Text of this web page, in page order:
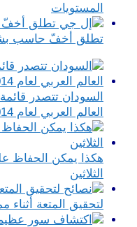
المستويات
تطلق أخفّ حاسب بشاشة
السودان تتصدر
العالم العربي لعام 2014
هكذا يمكن الحفاظ
الثلاثين
لتحقيق المتعة